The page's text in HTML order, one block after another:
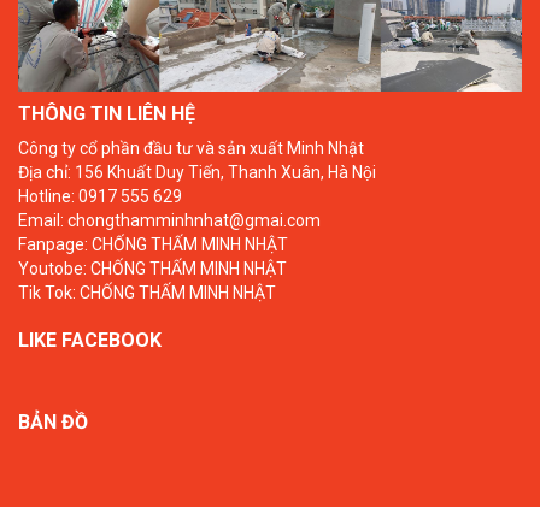
THÔNG TIN LIÊN HỆ
Công ty cổ phần đầu tư và sản xuất Minh Nhật
Địa chỉ: 156 Khuất Duy Tiến, Thanh Xuân, Hà Nội
Hotline: 0917 555 629
Email: chongthamminhnhat@gmai.com
Fanpage: CHỐNG THẤM MINH NHẬT
Youtobe: CHỐNG THẤM MINH NHẬT
Tik Tok: CHỐNG THẤM MINH NHẬT
LIKE FACEBOOK
BẢN ĐỒ